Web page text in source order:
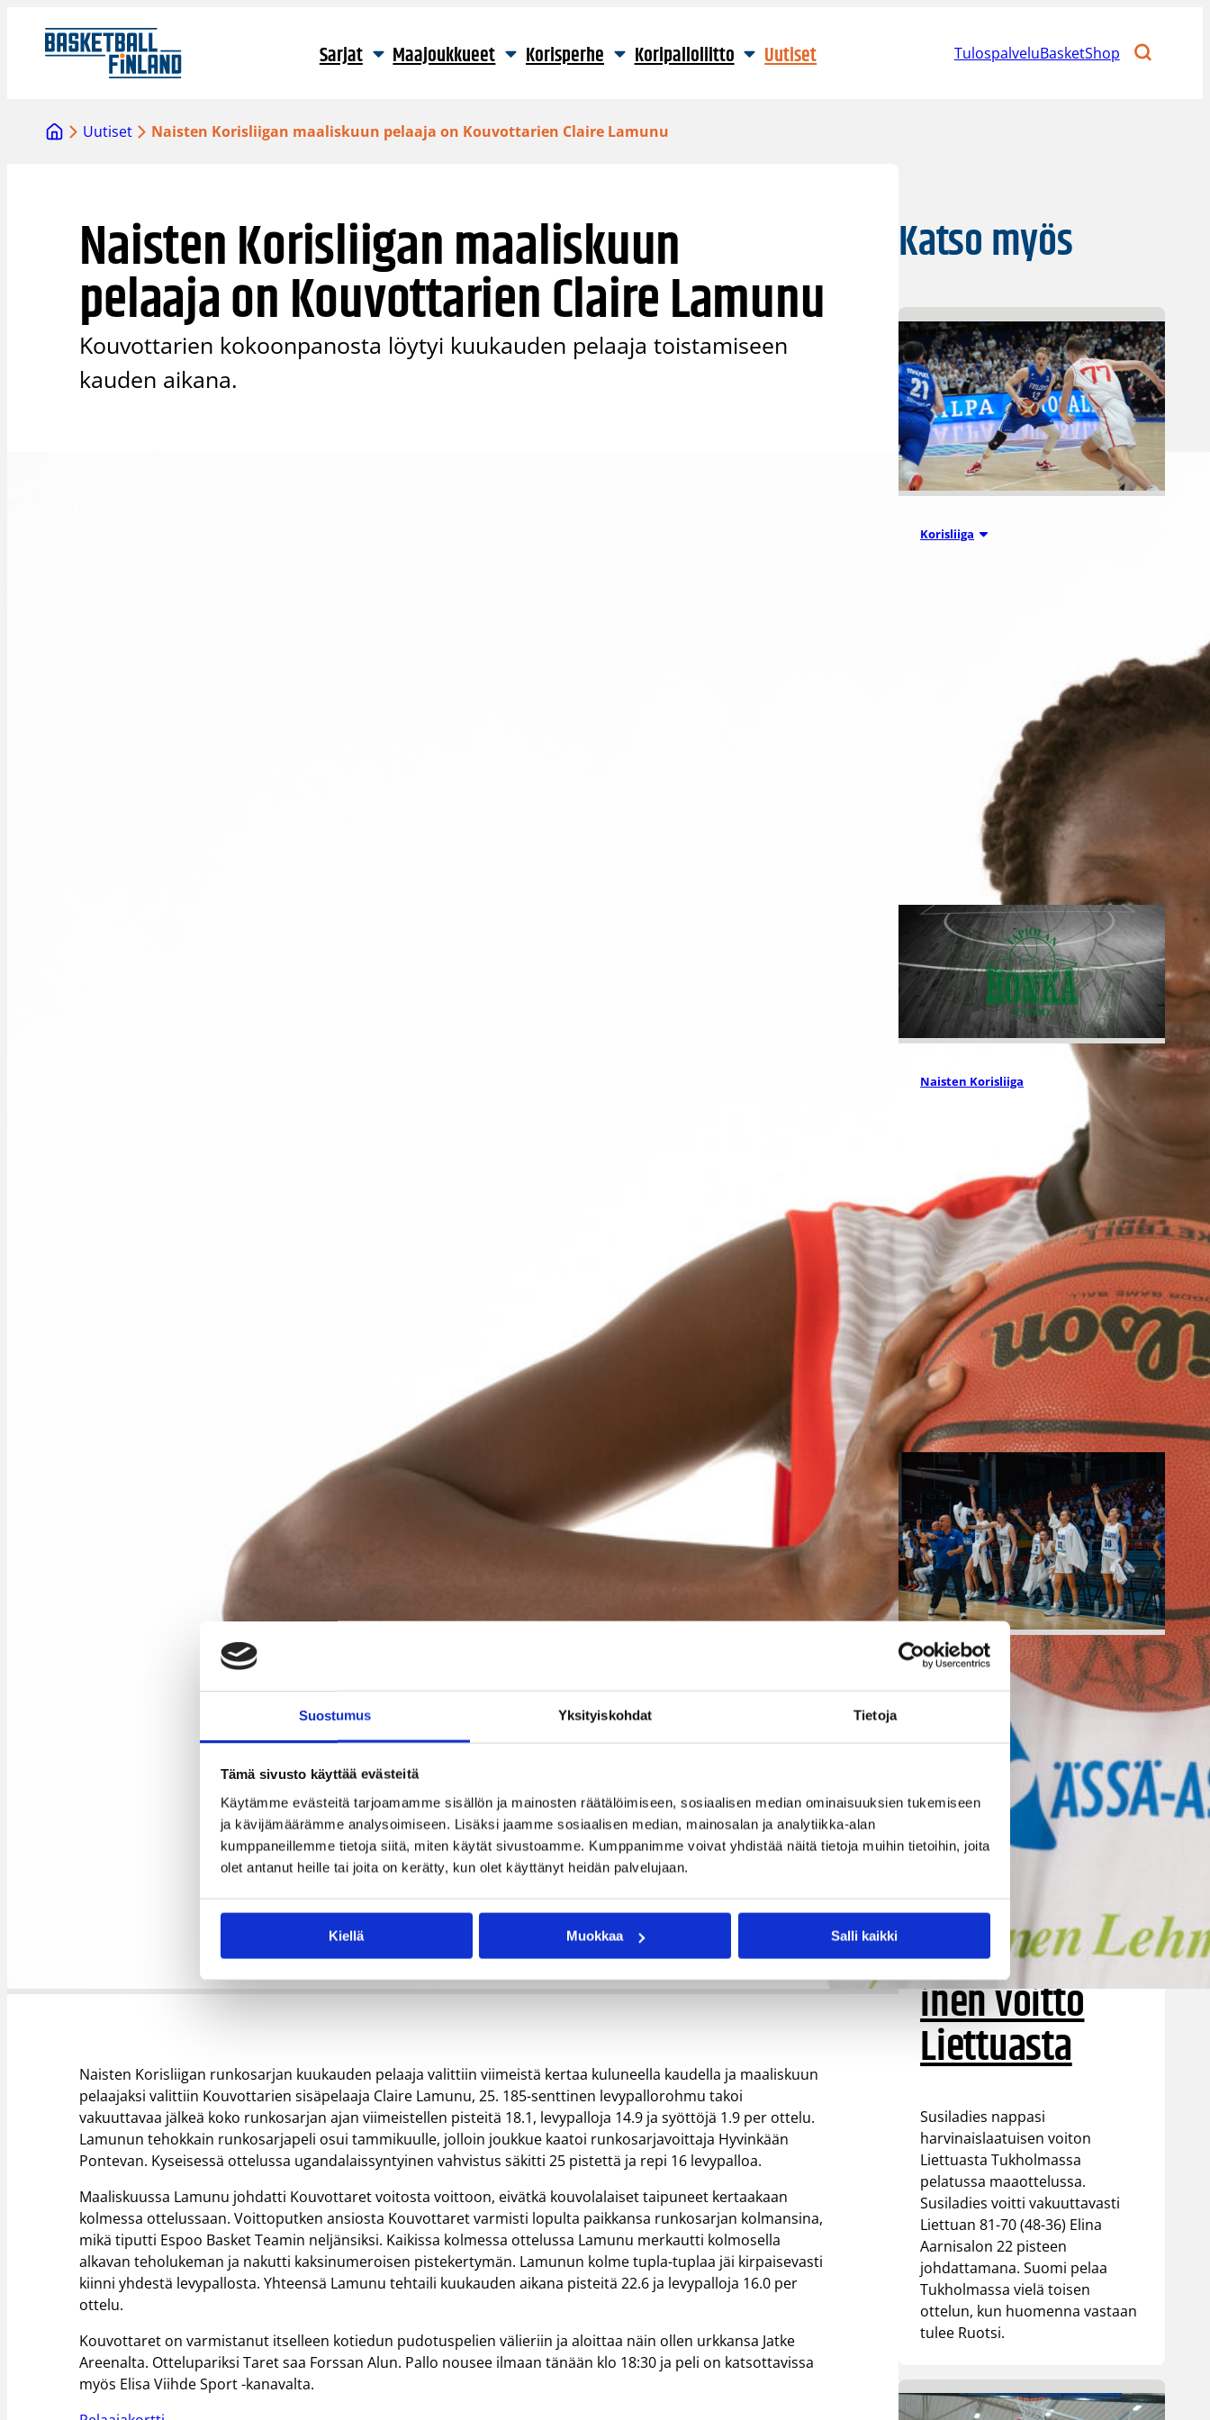
Suostumus Yksityiskohdat Tietoja
Tämä sivusto käyttää evästeitä
Käytämme evästeitä tarjoamamme sisällön ja mainosten räätälöimiseen, sosiaalisen median ominaisuuksien tukemiseen
ja kävijämäärämme analysoimiseen. Lisäksi jaamme sosiaalisen median, mainosalan ja analytiikka-alan
kumppaneillemme tietoja siitä, miten käytät sivustoamme. Kumppanimme voivat yhdistää näitä tietoja muihin tietoihin, joita
olet antanut heille tai joita on kerätty, kun olet käyttänyt heidän palvelujaan.
Kiellä Muokkaa Salli kaikki
sisältöön
Sarjat Maajoukkueet Korisperhe Koripalloliitto Uutiset TulospalveluBasketShop
Uutiset Naisten Korisliigan maaliskuun pelaaja on Kouvottarien Claire Lamunu
Naisten Korisliigan maaliskuun
pelaaja on Kouvottarien Claire Lamunu
Kouvottarien kokoonpanosta löytyi kuukauden pelaaja toistamiseen
kauden aikana.
Naisten Korisliigan runkosarjan kuukauden pelaaja valittiin viimeistä kertaa kuluneella kaudella ja maaliskuun
pelaajaksi valittiin Kouvottarien sisäpelaaja Claire Lamunu, 25. 185-senttinen levypallorohmu takoi
vakuuttavaa jälkeä koko runkosarjan ajan viimeistellen pisteitä 18.1, levypalloja 14.9 ja syöttöjä 1.9 per ottelu.
Lamunun tehokkain runkosarjapeli osui tammikuulle, jolloin joukkue kaatoi runkosarjavoittaja Hyvinkään
Pontevan. Kyseisessä ottelussa ugandalaissyntyinen vahvistus säkitti 25 pistettä ja repi 16 levypalloa.
Maaliskuussa Lamunu johdatti Kouvottaret voitosta voittoon, eivätkä kouvolalaiset taipuneet kertaakaan
kolmessa ottelussaan. Voittoputken ansiosta Kouvottaret varmisti lopulta paikkansa runkosarjan kolmansina,
mikä tiputti Espoo Basket Teamin neljänsiksi. Kaikissa kolmessa ottelussa Lamunu merkautti kolmosella
alkavan teholukeman ja nakutti kaksinumeroisen pistekertymän. Lamunun kolme tupla-tuplaa jäi kirpaisevasti
kiinni yhdestä levypallosta. Yhteensä Lamunu tehtaili kuukauden aikana pisteitä 22.6 ja levypalloja 16.0 per
ottelu.
Kouvottaret on varmistanut itselleen kotiedun pudotuspelien välieriin ja aloittaa näin ollen urkkansa Jatke
Areenalta. Ottelupariksi Taret saa Forssan Alun. Pallo nousee ilmaan tänään klo 18:30 ja peli on katsottavissa
myös Elisa Viihde Sport -kanavalta.
Katso myös
Korisliiga
KTP-Basketin
Dolenc on rakentanut pitkän
ammattilaisuran Suomen lisäksi
Ranskassa, Itävallassa,
Liettuassa, Romaniassa,
Bosniassa ja viimeksi Islannissa.
Naisten Korisliiga 07.08.2026 09:14
Destiny Brown
ja Tapiolan
Honka
sopimukseen
Brown saapuu Espooseen
aloittamaan ammattilaisuraansa
yliopistovuosien jälkeen.
Maaottelu 06.08.2026 21:44
Susiladiesin
puolustus
rautaa
Tukholmassa
–
harvinaislaatu
inen voitto
Liettuasta
Susiladies nappasi
harvinaislaatuisen voiton
Liettuasta Tukholmassa
pelatussa maaottelussa.
Susiladies voitti vakuuttavasti
Liettuan 81-70 (48-36) Elina
Aarnisalon 22 pisteen
johdattamana. Suomi pelaa
Tukholmassa vielä toisen
ottelun, kun huomenna vastaan
tulee Ruotsi.